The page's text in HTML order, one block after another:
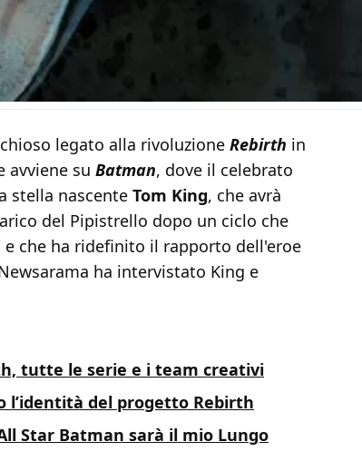
legato alla rivoluzione Rebirth in
avviene su Batman, dove il celebrato
stella nascente Tom King, che avrà
del Pipistrello dopo un ciclo che
che ha ridefinito il rapporto dell'eroe
ha intervistato King e
tutte le serie e i team creativi
l’identità del progetto Rebirth
Star Batman sarà il mio Lungo